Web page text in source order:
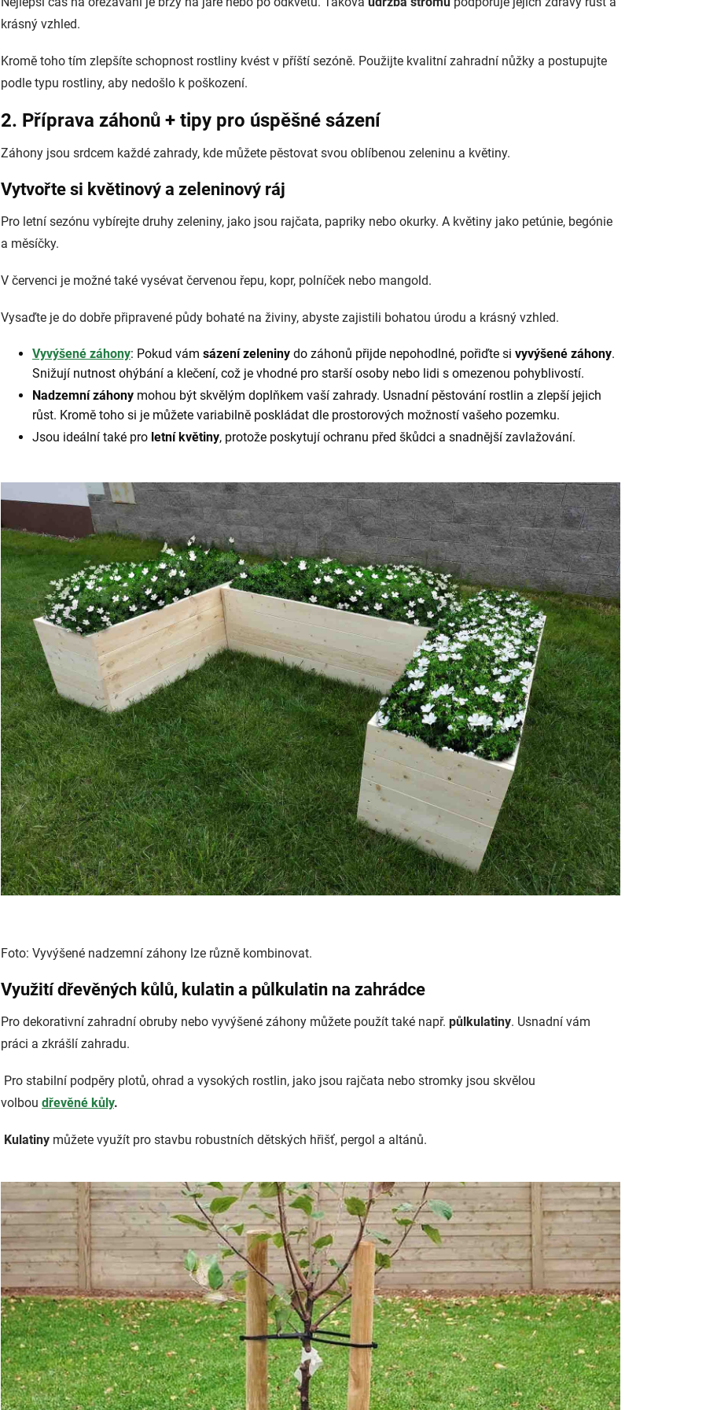
krásný vzhled.
Kromě toho tím zlepšíte schopnost rostliny kvést v příští sezóně. Použijte kvalitní zahradní nůžky a postupujte
podle typu rostliny, aby nedošlo k poškození.
2. Příprava záhonů + tipy pro úspěšné sázení
Záhony jsou srdcem každé zahrady, kde můžete pěstovat svou oblíbenou zeleninu a květiny.
Vytvořte si květinový a zeleninový ráj
Pro letní sezónu vybírejte druhy zeleniny, jako jsou rajčata, papriky nebo okurky. A květiny jako petúnie, begónie
a měsíčky.
V červenci je možné také vysévat červenou řepu, kopr, polníček nebo mangold.
Vysaďte je do dobře připravené půdy bohaté na živiny, abyste zajistili bohatou úrodu a krásný vzhled.
Vyvýšené záhony: Pokud vám sázení zeleniny do záhonů přijde nepohodlné, pořiďte si vyvýšené záhony.
Snižují nutnost ohýbání a klečení, což je vhodné pro starší osoby nebo lidi s omezenou pohyblivostí.
Nadzemní záhony mohou být skvělým doplňkem vaší zahrady. Usnadní pěstování rostlin a zlepší jejich
růst. Kromě toho si je můžete variabilně poskládat dle prostorových možností vašeho pozemku.
Jsou ideální také pro letní květiny, protože poskytují ochranu před škůdci a snadnější zavlažování.
Foto: Vyvýšené nadzemní záhony lze různě kombinovat.
Využití dřevěných kůlů, kulatin a půlkulatin na zahrádce
Pro dekorativní zahradní obruby nebo vyvýšené záhony můžete použít také např. půlkulatiny. Usnadní vám
práci a zkrášlí zahradu.
Pro stabilní podpěry plotů, ohrad a vysokých rostlin, jako jsou rajčata nebo stromky jsou skvělou
volbou dřevěné kůly.
Kulatiny můžete využít pro stavbu robustních dětských hřišť, pergol a altánů.